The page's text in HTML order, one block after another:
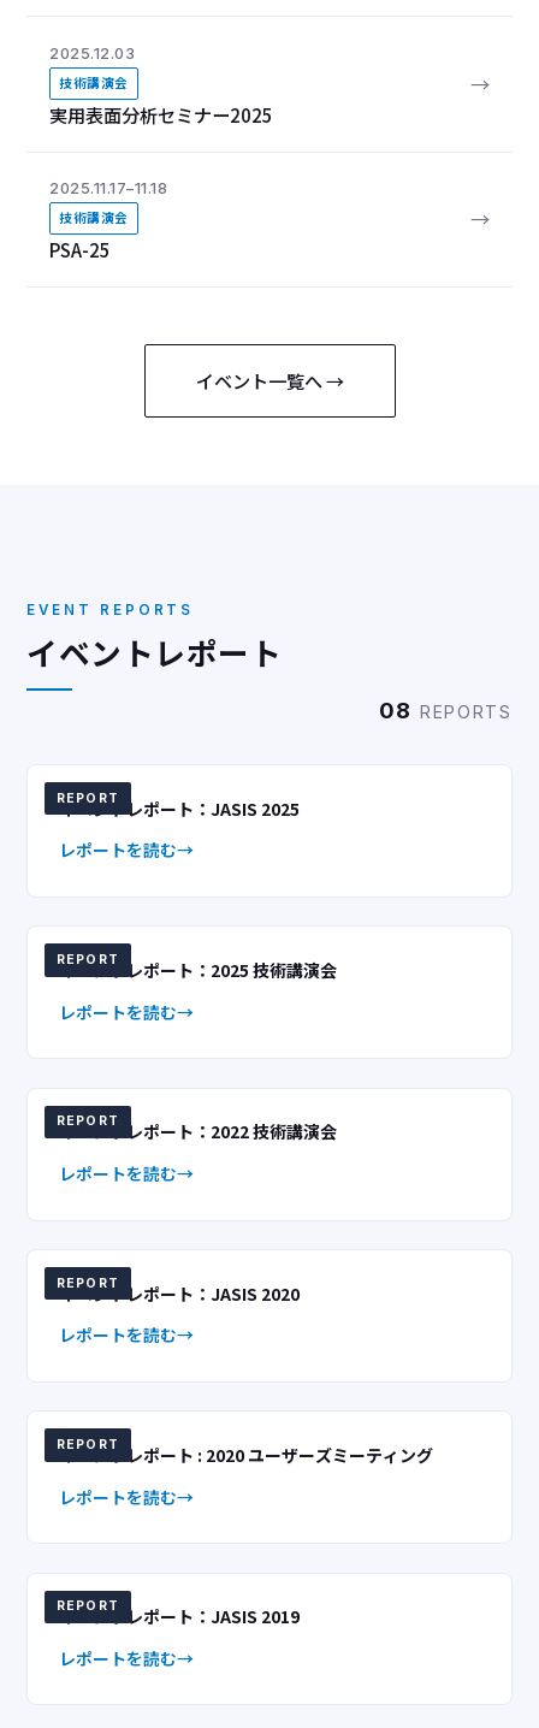
2025.12.03
技術講演会
実用表面分析セミナー2025
→
2025.11.17–11.18
技術講演会
PSA-25
→
イベント一覧へ →
EVENT REPORTS
イベントレポート
08 REPORTS
REPORT
イベントレポート：JASIS 2025
レポートを読む
REPORT
イベントレポート：2025 技術講演会
レポートを読む
REPORT
イベントレポート：2022 技術講演会
レポートを読む
REPORT
イベントレポート：JASIS 2020
レポートを読む
REPORT
イベントレポート : 2020 ユーザーズミーティング
レポートを読む
REPORT
イベントレポート：JASIS 2019
レポートを読む